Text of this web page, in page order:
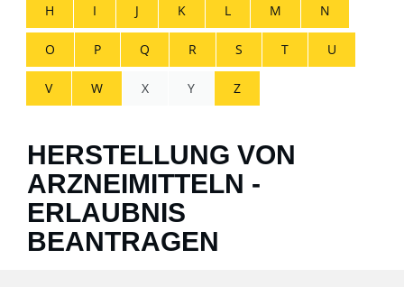
H I J K L M N
O P Q R S T U
V W X Y Z
HERSTELLUNG VON
ARZNEIMITTELN -
ERLAUBNIS
BEANTRAGEN